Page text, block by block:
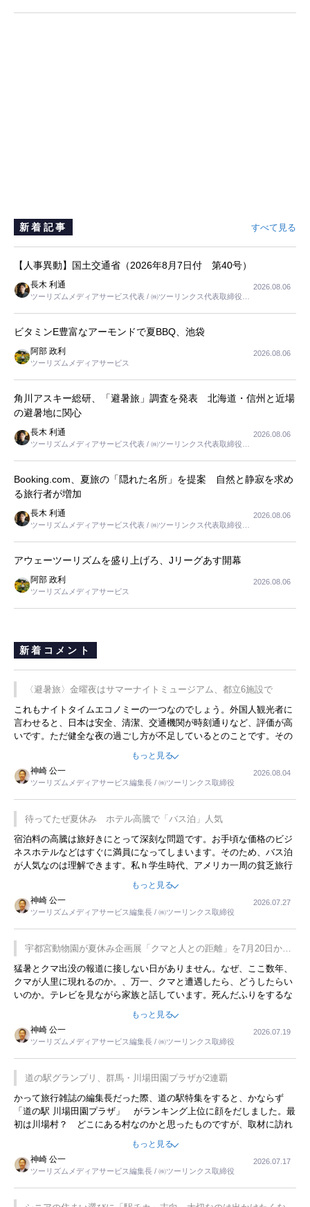
新着記事 すべて見る
【人事異動】国土交通省（2026年8月7日付 第40号）
長木 利通
ツーリズムメディアサービス代表 / ㈱ツーリンクス代表取締役社
2026.08.06
ビタミンE豊富なアーモンドで夏BBQ、池袋
阿部 政利
ツーリズムメディアサービス
2026.08.06
角川アスキー総研、「避暑旅」調査を発表 北海道・信州と近場
の避暑地に関心
長木 利通
ツーリズムメディアサービス代表 / ㈱ツーリンクス代表取締役社
2026.08.06
Booking.com、夏旅の「隠れた名所」を提案 自然と静寂を求め
る旅行者が増加
長木 利通
ツーリズムメディアサービス代表 / ㈱ツーリンクス代表取締役社
2026.08.06
アウェーツーリズムを盛り上げろ、Jリーグあす開幕
阿部 政利
ツーリズムメディアサービス
2026.08.06
新着コメント
〈避暑旅〉金曜夜はサマーナイトミュージアム、都立6施設で
これもナイトタイムエコノミーの一つなのでしょう。外国人観光者に
言わせると、日本は安全、清潔、交通機関が時刻通りなど、評価が高
いです。ただ健全な夜の過ごし方が不足しているとのことです。その
ような意味で、金曜夜にこのようなイベントが行われれば、日本人に
限らず外国人にとっても楽しみが増えるでしょうね。
もっと見る
神崎 公一
ツーリズムメディアサービス編集長 / ㈱ツーリンクス取締役
2026.08.04
待ってたぜ夏休み ホテル高騰で「バス泊」人気
宿泊料の高騰は旅好きにとって深刻な問題です。お手頃な価格のビジ
ネスホテルなどはすぐに満員になってしまいます。そのため、バス泊
が人気なのは理解できます。私ｈ学生時代、アメリカ一周の貧乏旅行
をした時は、移動はグレイハウンドバスでした。夕方から夜の便を利
用してホテル代を浮かせていました。ただし、若いからできたことで
す。若い人が夜行バスで京都に行った、青森に行ったと聞くと、疲れ
が残らないのかなと思ってしまいます。
もっと見る
神崎 公一
ツーリズムメディアサービス編集長 / ㈱ツーリンクス取締役
2026.07.27
宇都宮動物園が夏休み企画展「クマと人との距離」を7月20日から
開催
猛暑とクマ出没の報道に接しない日がありません。なぜ、ここ数年、
クマが人里に現れるのか。、万一、クマと遭遇したら、どうしたらい
いのか。テレビを見ながら家族と話しています。死んだふりをするな
んてことは、冗談でもいえません。そんな中で、この企画展はタイム
もっと見る
神崎 公一
ツーリズムメディアサービス編集長 / ㈱ツーリンクス取締役
2026.07.19
道の駅グランプリ、群馬・川場田園プラザが2連覇
かって旅行雑誌の編集長だった際、道の駅特集をすると、かならず
「道の駅 川場田園プラザ」 がランキング上位に顔をだしました。最
初は川場村？ どこにある村なのかと思ったものですが、取材に訪れ
永井 彰一社長にインタビューしたら、興味深い話が次々が飛び出しま
した。プレゼンも巧みで、今でも思い出すことが２つあります。一つ
は、従業員に東京ディズニーランドを見学させ、サービス業、接客業
の何かを理解してもらっていることです。 もう一つは1800円もする
プレミアムヨーグルトを販売するにあたり、社内に懸念もあったそう
です。永井社長は、駐車場に都内ナンバーの高級外車が停まっている
もっと見る
神崎 公一
ツーリズムメディアサービス編集長 / ㈱ツーリンクス取締役
2026.07.17